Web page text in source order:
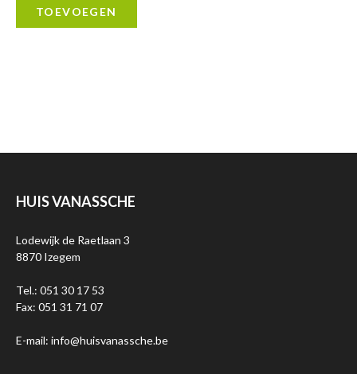
TOEVOEGEN
HUIS VANASSCHE
Lodewijk de Raetlaan 3
8870 Izegem
Tel.: 051 30 17 53
Fax: 051 31 71 07
E-mail: info@huisvanassche.be